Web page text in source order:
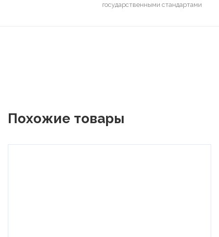
государственными стандартами
Похожие товары